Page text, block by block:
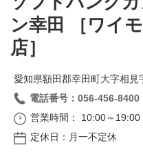
ン幸田 ［ワイ
店］
愛知県額田郡幸田町大字相見
電話番号：056-456-8400
営業時間： 10:00～19:00
定休日：月一不定休